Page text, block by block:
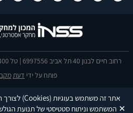
אתר זה משתמש בעוגיות(Cookies) לצורך
המשתמש וניתוח סטטיסטי של תנועת ✕
רחוב חיים לבנון 40 תל אביב 6997556 | טל 03-640-0400 | פקס 03-774-7590 |
פותח על ידי דעת
and the Google Privacy Policyand